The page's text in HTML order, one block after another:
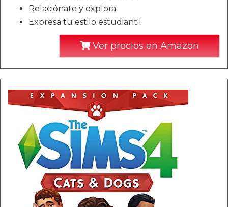
Relaciónate y explora
Expresa tu estilo estudiantil
Ver precios en Amazon